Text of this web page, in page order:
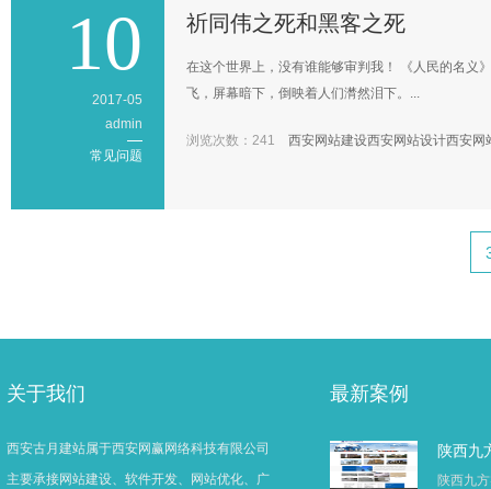
10
2017-05
admin
常见问题
祈同伟之死和黑客之死
在这个世界上，没有谁能够审判我！ 《人民的名义
飞，屏幕暗下，倒映着人们潸然泪下。...
浏览次数：241 西安网站建设西安网站设计西安网
关于我们
西安古月建站属于西安网赢网络科技有限公司
主要承接网站建设、软件开发、网站优化、广
最新案例
陕西九
陕西九